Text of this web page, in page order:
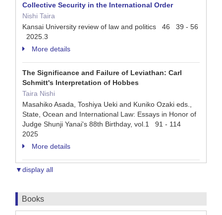
Collective Security in the International Order
Nishi Taira
Kansai University review of law and politics 46 39 - 56
2025.3
More details
The Significance and Failure of Leviathan: Carl
Schmitt's Interpretation of Hobbes
Taira Nishi
Masahiko Asada, Toshiya Ueki and Kuniko Ozaki eds.,
State, Ocean and International Law: Essays in Honor of
Judge Shunji Yanai's 88th Birthday, vol.1 91 - 114
2025
More details
▼display all
Books